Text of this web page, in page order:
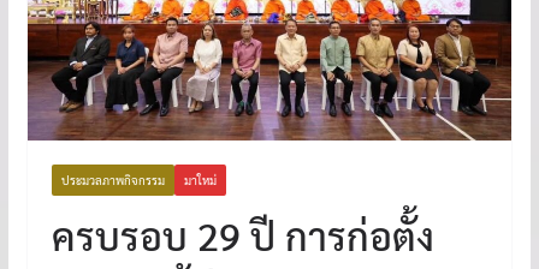
ประมวลภาพกิจกรรม มาใหม่
ครบรอบ 29 ปี การก่อตั้ง